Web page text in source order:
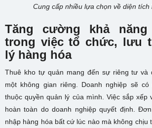
Cung cấp nhiều lựa chọn về diện tích
Tăng cường khả
trong việc tổ chức, lưu
lý hàng hóa
Thuê kho tự quản mang đến sự riêng tư và
một không gian riêng. Doanh nghiệp sẽ
thuộc quyền quản lý của mình. Việc sắp xếp
hoàn toàn do doanh nghiệp quyết định.
nhập hàng hóa bất cứ lúc nào mà không chịu